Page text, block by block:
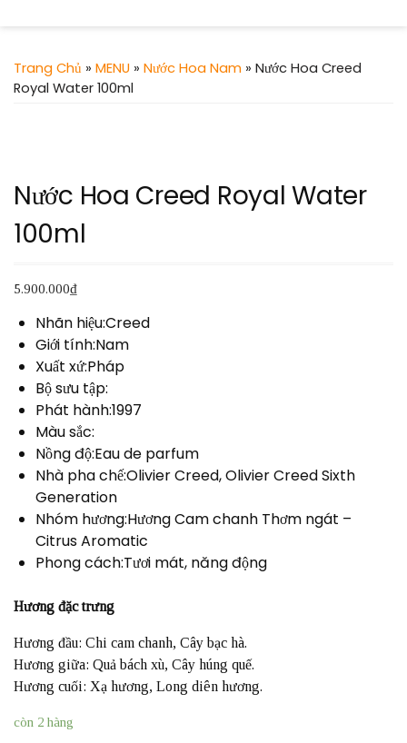
Trang Chủ » MENU » Nước Hoa Nam » Nước Hoa Creed
Royal Water 100ml
Nước Hoa Creed Royal Water
100ml
5.900.000₫
Nhãn hiệu:Creed
Giới tính:Nam
Xuất xứ:Pháp
Bộ sưu tập:
Phát hành:1997
Màu sắc:
Nồng độ:Eau de parfum
Nhà pha chế:Olivier Creed, Olivier Creed Sixth
Generation
Nhóm hương:Hương Cam chanh Thơm ngát –
Citrus Aromatic
Phong cách:Tươi mát, năng động
Hương đặc trưng
Hương đầu: Chi cam chanh, Cây bạc hà.
Hương giữa: Quả bách xù, Cây húng quế.
Hương cuối: Xạ hương, Long diên hương.
còn 2 hàng